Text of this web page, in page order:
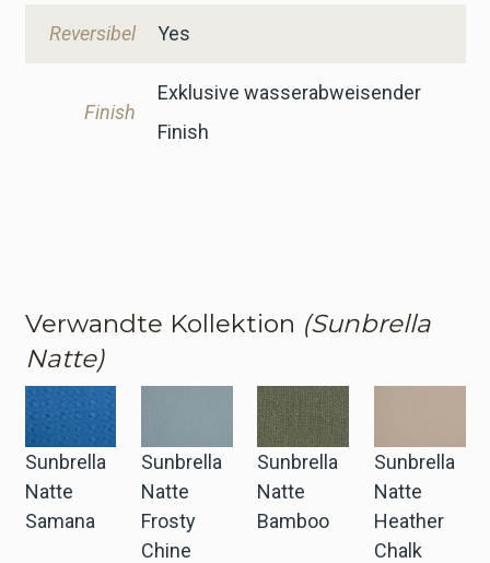
Reversibel Yes
Finish
Exklusive wasserabweisender
Finish
Verwandte Kollektion (Sunbrella
Natte)
Sunbrella
Natte
Samana
Sunbrella
Natte
Frosty
Chine
Sunbrella
Natte
Bamboo
Sunbrella
Natte
Heather
Chalk